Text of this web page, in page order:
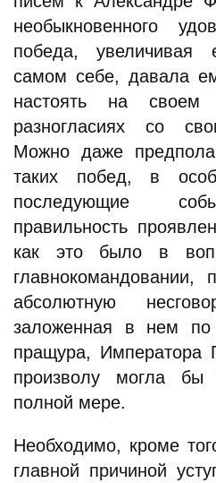
необыкновенного
победа, увеличивая
самом себе, давала
настоять на своем
разногласиях со
Можно даже
таких побед, в
последующие
правильность
как это было в
абсолютную
заложенная в нем по
пращура, Императора
произволу могла бы
полной мере.
Необходимо, кроме
главной причиной